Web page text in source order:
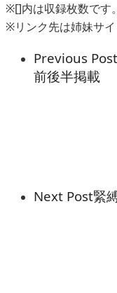
※[]内は収録枚数です。
※リンク先は姉妹サイ
Previous Post
前後半掲載
Next Post緊